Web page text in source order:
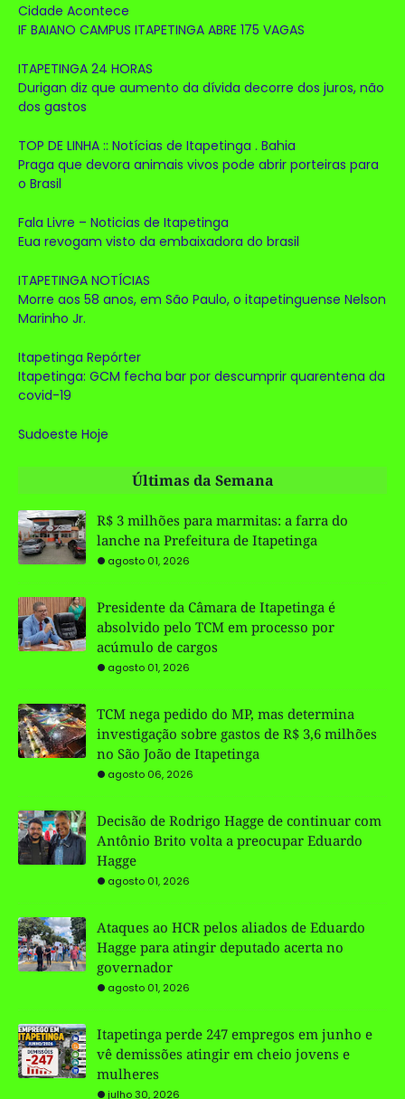
Cidade Acontece
IF BAIANO CAMPUS ITAPETINGA ABRE 175 VAGAS
ITAPETINGA 24 HORAS
Durigan diz que aumento da dívida decorre dos juros, não
dos gastos
TOP DE LINHA :: Notícias de Itapetinga . Bahia
Praga que devora animais vivos pode abrir porteiras para
o Brasil
Fala Livre – Noticias de Itapetinga
Eua revogam visto da embaixadora do brasil
ITAPETINGA NOTÍCIAS
Morre aos 58 anos, em São Paulo, o itapetinguense Nelson
Marinho Jr.
Itapetinga Repórter
Itapetinga: GCM fecha bar por descumprir quarentena da
covid-19
Sudoeste Hoje
Últimas da Semana
R$ 3 milhões para marmitas: a farra do
lanche na Prefeitura de Itapetinga
agosto 01, 2026
Presidente da Câmara de Itapetinga é
absolvido pelo TCM em processo por
acúmulo de cargos
agosto 01, 2026
TCM nega pedido do MP, mas determina
investigação sobre gastos de R$ 3,6 milhões
no São João de Itapetinga
agosto 06, 2026
Decisão de Rodrigo Hagge de continuar com
Antônio Brito volta a preocupar Eduardo
Hagge
agosto 01, 2026
Ataques ao HCR pelos aliados de Eduardo
Hagge para atingir deputado acerta no
governador
agosto 01, 2026
Itapetinga perde 247 empregos em junho e
vê demissões atingir em cheio jovens e
mulheres
julho 30, 2026